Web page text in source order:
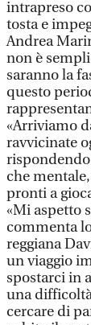
intrapreso
tosta e
Andrea
non è
saranno la
questo
«Arriviamo
ravvicinate
che
pronti a
«Mi aspetto
commenta
reggiana
un viaggio
spostarci in
una
cercare di